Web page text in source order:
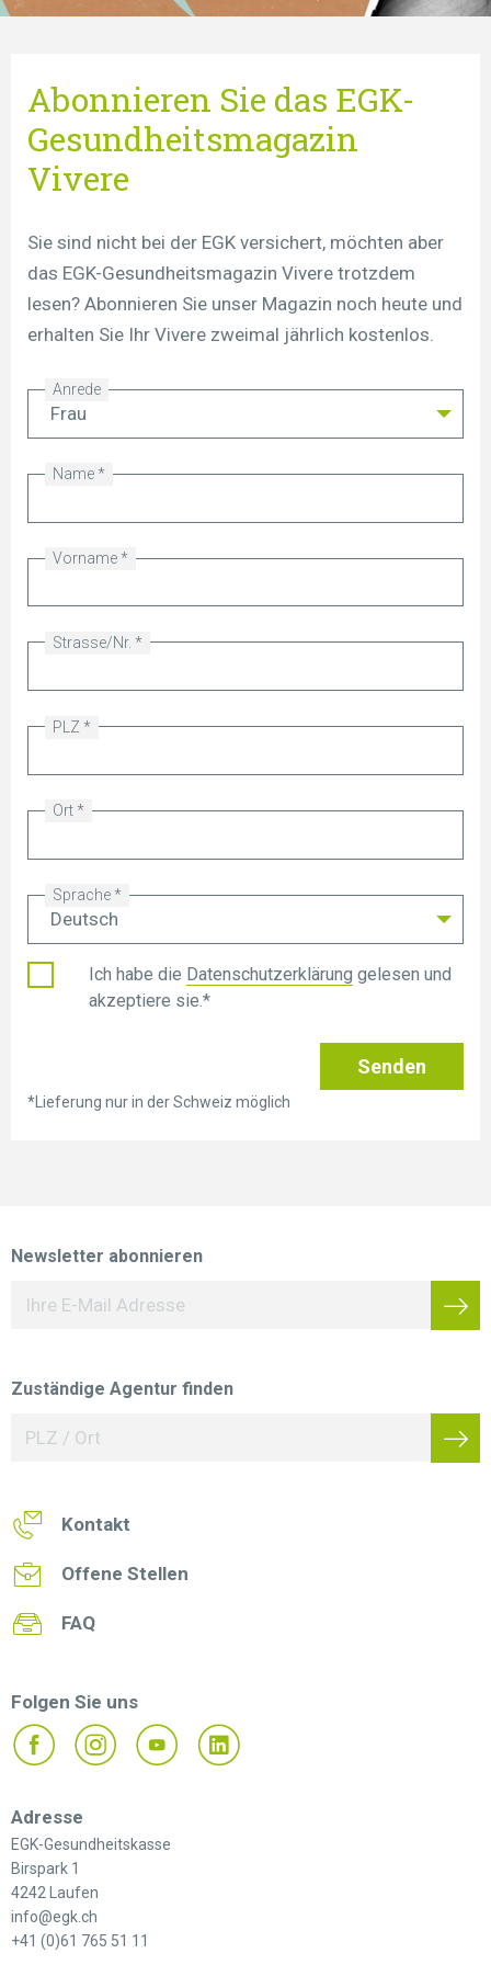
Abonnieren Sie das EGK-
Gesundheitsmagazin
Vivere
Sie sind nicht bei der EGK versichert, möchten aber
das EGK-Gesundheitsmagazin Vivere trotzdem
lesen? Abonnieren Sie unser Magazin noch heute und
erhalten Sie Ihr Vivere zweimal jährlich kostenlos.
Anrede
Name
Vorname
Strasse/Nr.
PLZ
Ort
Sprache
Ich habe die Datenschutzerklärung gelesen und
akzeptiere sie.*
Senden
*Lieferung nur in der Schweiz möglich
Newsletter abonnieren
Zuständige Agentur finden
Kontakt
Offene Stellen
FAQ
Folgen Sie uns
Adresse
EGK-Gesundheitskasse
Birspark 1
4242 Laufen
info@egk.ch
+41 (0)61 765 51 11